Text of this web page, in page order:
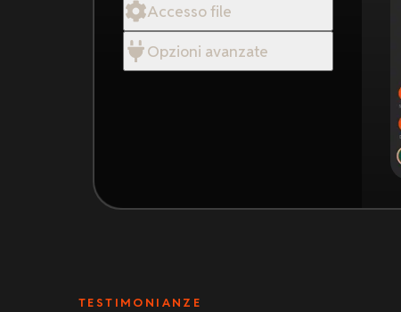
Accesso file
Opzioni avanzate
TESTIMONIANZE